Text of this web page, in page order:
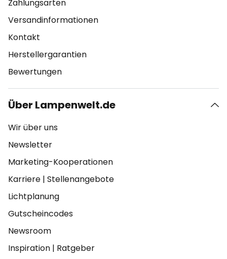
Zahlungsarten
Versandinformationen
Kontakt
Herstellergarantien
Bewertungen
Über Lampenwelt.de
Wir über uns
Newsletter
Marketing-Kooperationen
Karriere | Stellenangebote
Lichtplanung
Gutscheincodes
Newsroom
Inspiration | Ratgeber